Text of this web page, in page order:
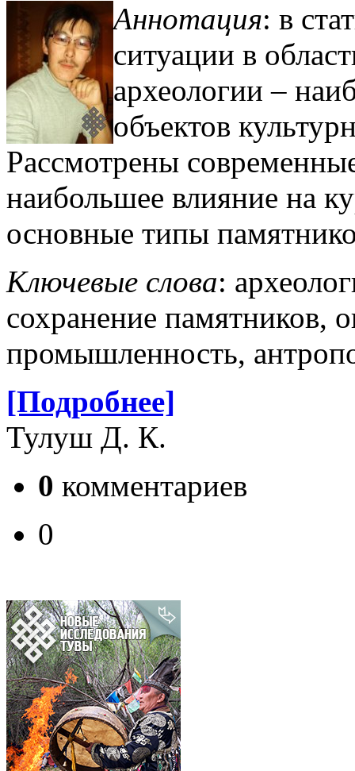
Аннотация: в
ситуации в
археологии –
объектов
Рассмотрены
наибольшее влияние на
основные типы
Ключевые слова:
сохранение памятников,
промышленность,
[Подробнее]
Тулуш Д. К.
0 комментариев
0